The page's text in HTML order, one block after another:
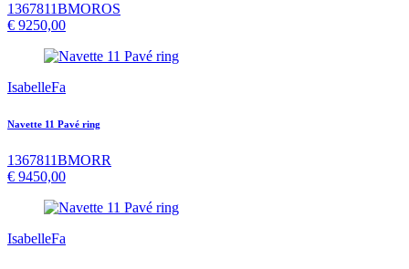
1367811BMOROS
€ 9250,00
IsabelleFa
Navette 11 Pavé ring
1367811BMORR
€ 9450,00
IsabelleFa